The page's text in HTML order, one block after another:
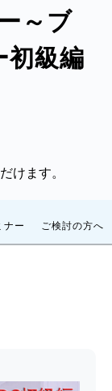
～ブ
初級編
けます。
ナー ご検討の方へ